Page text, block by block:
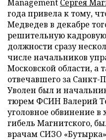
Management Сергея
года привела к тому,
Медведев в декабре
решительную
должности сразу
числе начальников
Московской области, а
отвечавшего за Санкт-
Уволен был и
тюрем ФСИН Валерий
уголовное обвинение в
гибель Магнитского,
врачам СИЗО